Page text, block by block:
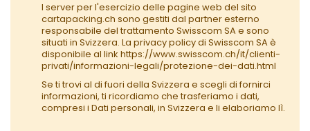
I server per l'esercizio delle pagine web del sito
cartapacking.ch sono gestiti dal partner esterno
responsabile del trattamento Swisscom SA e sono
situati in Svizzera. La privacy policy di Swisscom SA è
disponibile al link https://www.swisscom.ch/it/clienti-
privati/informazioni-legali/protezione-dei-dati.html
Se ti trovi al di fuori della Svizzera e scegli di fornirci
informazioni, ti ricordiamo che trasferiamo i dati,
compresi i Dati personali, in Svizzera e li elaboriamo lì.